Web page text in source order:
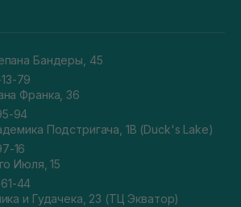
Бандеры, 45
79
Франка, 36
94
Подстригача, 1В (Duck's Lake)
16
Июля, 15
44
и Гудачека, 23 (ТЦ Экватор)